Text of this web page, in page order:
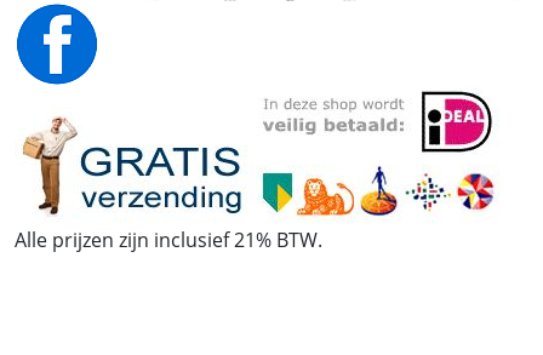
Alle prijzen zijn inclusief 21% BTW.